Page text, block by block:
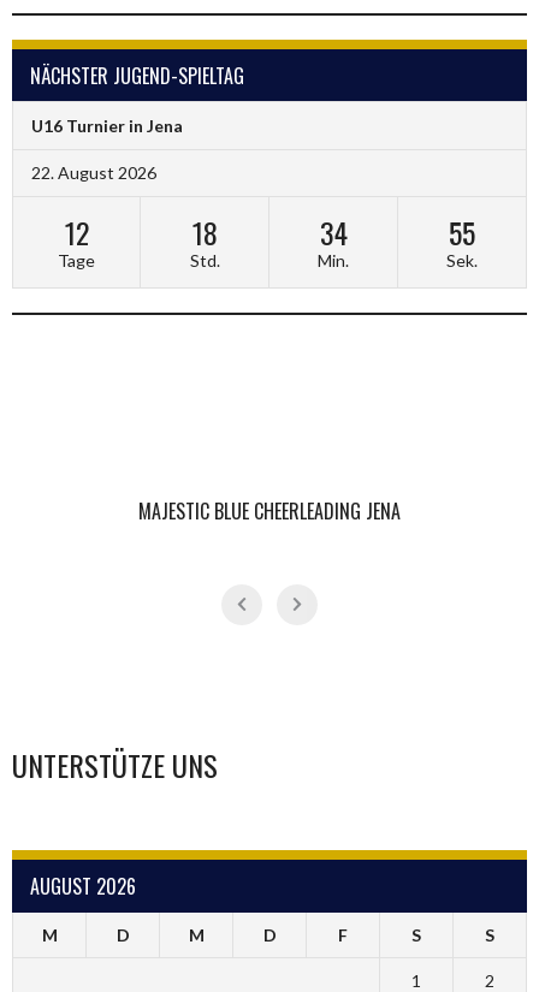
NÄCHSTER JUGEND-SPIELTAG
U16 Turnier in Jena
22. August 2026
12
Tage
18
Std.
34
Min.
55
Sek.
MAJESTIC BLUE CHEERLEADING JENA
UNTERSTÜTZE UNS
AUGUST 2026
M D M D F S S
1 2